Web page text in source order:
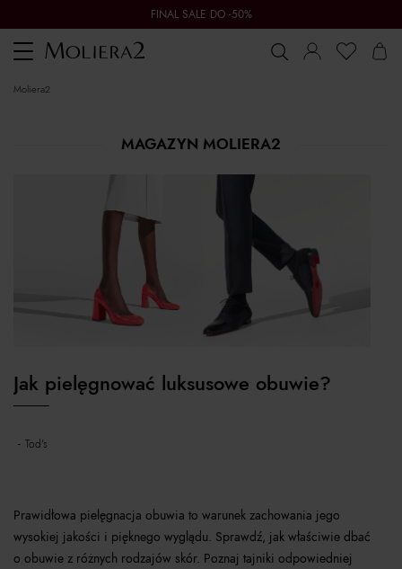
FINAL SALE DO -50%
Toggle
navigation
moliera2
MAGAZYN MOLIERA2
Jak pielęgnować luksusowe obuwie?
tod's
Prawidłowa pielęgnacja obuwia to warunek zachowania jego
wysokiej jakości i pięknego wyglądu. Sprawdź, jak właściwie dbać
o obuwie z różnych rodzajów skór. Poznaj tajniki odpowiedniej